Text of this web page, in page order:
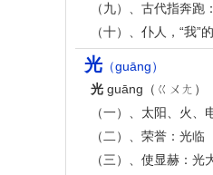
（九）、古代指奔跑
（十）、仆人，“我”
光 （guāng）
光 guāng（ㄍㄨㄤ）
（一）、太阳、火
（二）、荣誉：光
（三）、使显赫：光